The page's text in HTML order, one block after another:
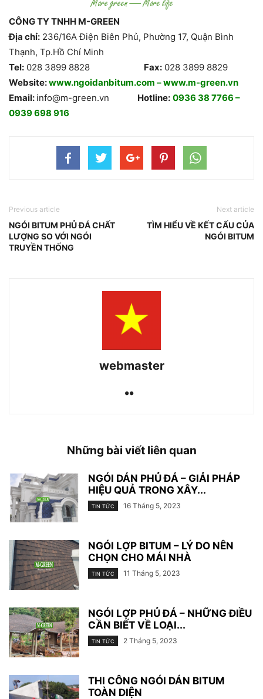
CÔNG TY TNHH M-GREEN
Địa chỉ: 236/16A Điện Biên Phủ, Phường 17, Quận Bình
Thạnh, Tp.Hồ Chí Minh
Tel: 028 3899 8828 Fax: 028 3899 8829
Website:www.ngoidanbitum.com –www.m-green.vn
Email: info@m-green.vn Hotline: 0936 38 7766 –
0939 698 916
Previous article
NGÓI BITUM PHỦ ĐÁ CHẤT
LƯỢNG SO VỚI NGÓI
TRUYỀN THỐNG
Next article
TÌM HIỂU VỀ KẾT CẤU CỦA
NGÓI BITUM
webmaster
Những bài viết liên quan
NGÓI DÁN PHỦ ĐÁ – GIẢI PHÁP
HIỆU QUẢ TRONG XÂY...
TIN TỨC 16 Tháng 5, 2023
NGÓI LỢP BITUM – LÝ DO NÊN
CHỌN CHO MÁI NHÀ
TIN TỨC 11 Tháng 5, 2023
NGÓI LỢP PHỦ ĐÁ – NHỮNG ĐIỀU
CẦN BIẾT VỀ LOẠI...
TIN TỨC 2 Tháng 5, 2023
THI CÔNG NGÓI DÁN BITUM
TOÀN DIỆN